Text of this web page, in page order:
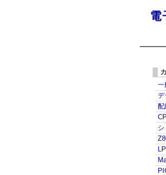
電
一
デ
配